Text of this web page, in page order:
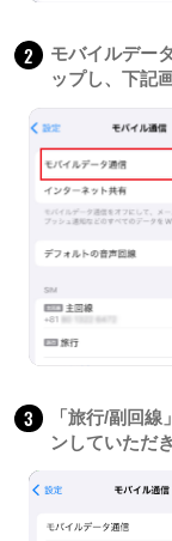
2
モバイルデー
ップし、下記
3
「旅行/副回
ンしていただ